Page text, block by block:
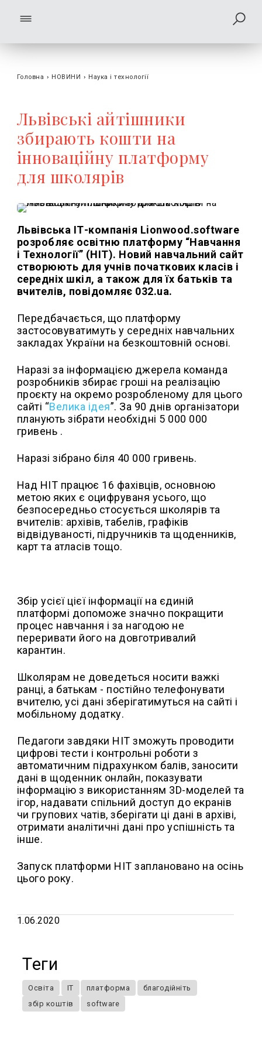
Головна › НОВИНИ › Наука і технології
Львівські айтішники
збирають кошти на
інноваційну платформу
для школярів
Львівська ІТ-компанія Lionwood.software
розробляє освітню платформу “Навчання
і Технології” (НІТ). Новий навчальний сайт
створюють для учнів початкових класів і
середніх шкіл, а також для їх батьків та
вчителів, повідомляє 032.ua.
Передбачається, що платформу
застосовуватимуть у середніх навчальних
закладах України на безкоштовній основі.
Наразі за інформацією джерела команда
розробників збирає гроші на реалізацію
проєкту на окремо розробленому для цього
сайті “Велика ідея”. За 90 днів організатори
планують зібрати необхідні 5 000 000
гривень .
Наразі зібрано біля 40 000 гривень.
Над НІТ працює 16 фахівців, основною
метою яких є оцифруваня усього, що
безпосередньо стосується школярів та
вчителів: архівів, табелів, графіків
відвідуваності, підручників та щоденників,
карт та атласів тощо.
Збір усієї цієї інформації на єдиній
платформі допоможе значно покращити
процес навчання і за нагодою не
переривати його на довготривалий
карантин.
Школярам не доведеться носити важкі
ранці, а батькам - постійно телефонувати
вчителю, усі дані зберігатимуться на сайті і
мобільному додатку.
Педагоги завдяки НІТ зможуть проводити
цифрові тести і контрольні роботи з
автоматичним підрахунком балів, заносити
дані в щоденник онлайн, показувати
інформацію з використанням 3D-моделей та
ігор, надавати спільний доступ до екранів
чи групових чатів, зберігати ці дані в архіві,
отримати аналітичні дані про успішність та
інше.
Запуск платформи НІТ заплановано на осінь
цього року.
1.06.2020
Теги
Освіта IT платформа
благодійніть
збір коштів
software